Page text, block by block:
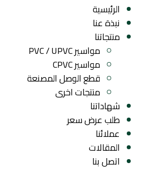
الرئيسية
نبذة عنا
منتجاتنا
مواسير PVC / UPVC
مواسير CPVC
قطع الوصل المصنعة
منتجات اخرى
شهاداتنا
طلب عرض سعر
عملائنا
المقالات
اتصل بنا